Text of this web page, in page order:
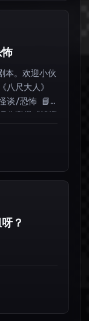
。欢迎小伙
尺大人》
谈/恐怖 📘
公寓楼「清澄
？